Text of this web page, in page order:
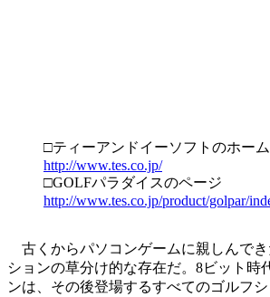
□ティーアンドイーソフトのホー
http://www.tes.co.jp/
□GOLFパラダイスのページ
http://www.tes.co.jp/product/golpar/
古くからパソコンゲームに親しんで
ションの草分け的な存在だ。8ビット
ンは、その後登場するすべてのゴルフ